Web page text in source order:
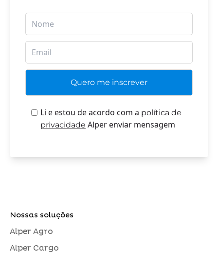
Li e estou de acordo com a política de
privacidade Alper enviar mensagem
Nossas soluções
Alper Agro
Alper Cargo